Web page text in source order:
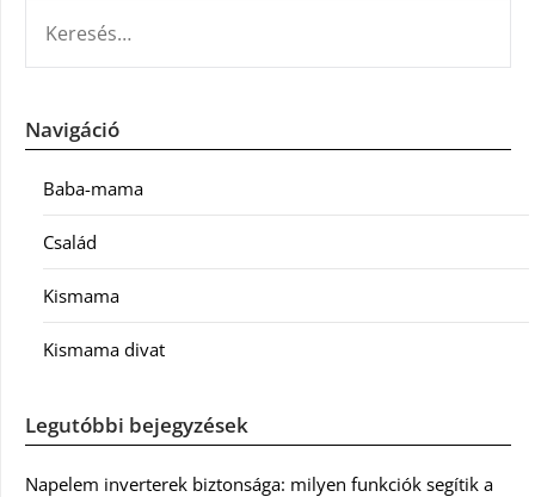
Navigáció
Baba-mama
Család
Kismama
Kismama divat
Legutóbbi bejegyzések
Napelem inverterek biztonsága: milyen funkciók segítik a